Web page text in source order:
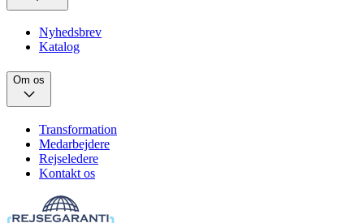
Nyhedsbrev
Katalog
Om os
Transformation
Medarbejdere
Rejseledere
Kontakt os